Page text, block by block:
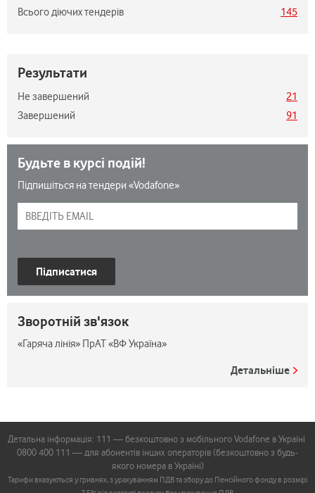
Всього діючих тендерів
145
Результати
Не завершений
21
Завершений
91
Будьте в курсі подій!
Підпишіться на тендери «Vodafone»
Підписатися
Зворотній зв'язок
«Гаряча лінія» ПрАТ «ВФ Україна»
Детальніше
Детальна інформація: 111 — безкоштовно з мобільного Vodafone в Україні
0800 400 111 — для абонентів інших операторів (безкоштовно з будь-
якого номера в Україні)
Тарифи вказуються у гривнях, з урахуванням ПДВ та збору до Пенсійного фонду в розмірі